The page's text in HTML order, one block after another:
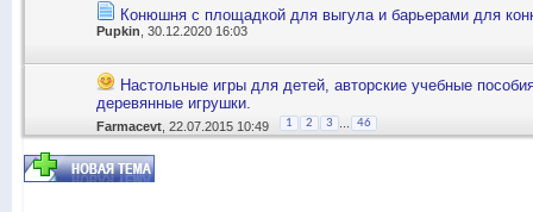
Конюшня с площадкой для выгула и барьерами для
Pupkin , 30.12.2020 16:03
Настольные игры для детей, авторские учебные
деревянные игрушки.
Farmacevt , 22.07.2015 10:49 1 2 3 46